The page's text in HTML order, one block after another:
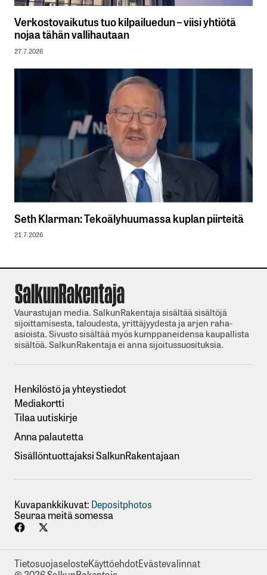
Verkostovaikutus tuo kilpailuedun – viisi yhtiötä
nojaa tähän vallihautaan
27.7.2026
Seth Klarman: Tekoälyhuumassa kuplan piirteitä
21.7.2026
Vaurastujan media. SalkunRakentaja sisältää sisältöjä
sijoittamisesta, taloudesta, yrittäjyydesta ja arjen raha-
asioista. Sivusto sisältää myös kumppaneidensa kaupallista
sisältöä. SalkunRakentaja ei anna sijoitussuosituksia.
Henkilöstö ja yhteystiedot
Mediakortti
Tilaa uutiskirje
Anna palautetta
Sisällöntuottajaksi SalkunRakentajaan
Kuvapankkikuvat: Depositphotos
Seuraa meitä somessa
TietosuojaselosteKäyttöehdotEvästevalinnat